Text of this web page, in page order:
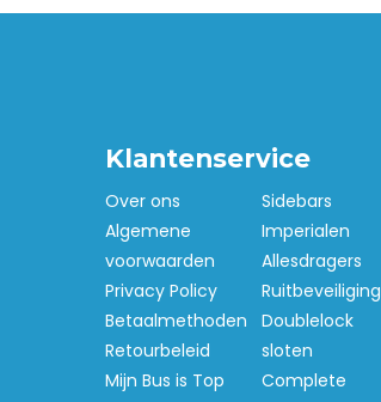
Klantenservice
Over ons
Algemene
voorwaarden
Privacy Policy
Betaalmethoden
Retourbeleid
Mijn Bus is Top
Sidebars
Imperialen
Allesdragers
Ruitbeveiliging
Doublelock
sloten
Complete